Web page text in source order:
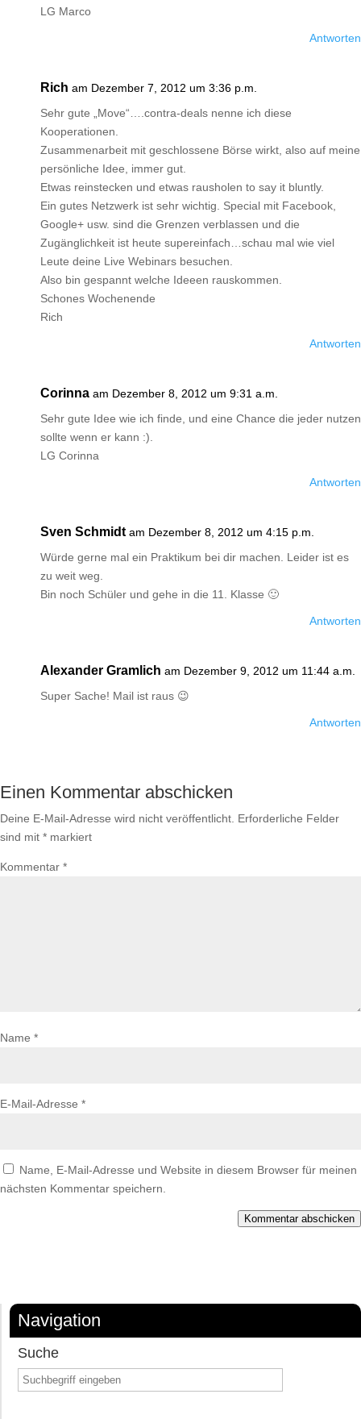
LG Marco
Antworten
Rich am Dezember 7, 2012 um 3:36 p.m.
Sehr gute „Move“….contra-deals nenne ich diese
Kooperationen.
Zusammenarbeit mit geschlossene Börse wirkt, also auf meine
persönliche Idee, immer gut.
Etwas reinstecken und etwas rausholen to say it bluntly.
Ein gutes Netzwerk ist sehr wichtig. Special mit Facebook,
Google+ usw. sind die Grenzen verblassen und die
Zugänglichkeit ist heute supereinfach…schau mal wie viel
Leute deine Live Webinars besuchen.
Also bin gespannt welche Ideeen rauskommen.
Schones Wochenende
Rich
Antworten
Corinna am Dezember 8, 2012 um 9:31 a.m.
Sehr gute Idee wie ich finde, und eine Chance die jeder nutzen
sollte wenn er kann :).
LG Corinna
Antworten
Sven Schmidt am Dezember 8, 2012 um 4:15 p.m.
Würde gerne mal ein Praktikum bei dir machen. Leider ist es
zu weit weg.
Bin noch Schüler und gehe in die 11. Klasse 🙂
Antworten
Alexander Gramlich am Dezember 9, 2012 um 11:44 a.m.
Super Sache! Mail ist raus 😉
Antworten
Einen Kommentar abschicken
Deine E-Mail-Adresse wird nicht veröffentlicht. Erforderliche Felder
sind mit * markiert
Kommentar *
Name *
E-Mail-Adresse *
Name, E-Mail-Adresse und Website in diesem Browser für meinen
nächsten Kommentar speichern.
Kommentar abschicken
Navigation
Suche